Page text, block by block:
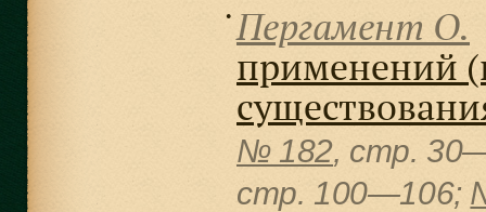
● Пергамент О.
применений
№ 182, cтр.
cтр. 100—106;